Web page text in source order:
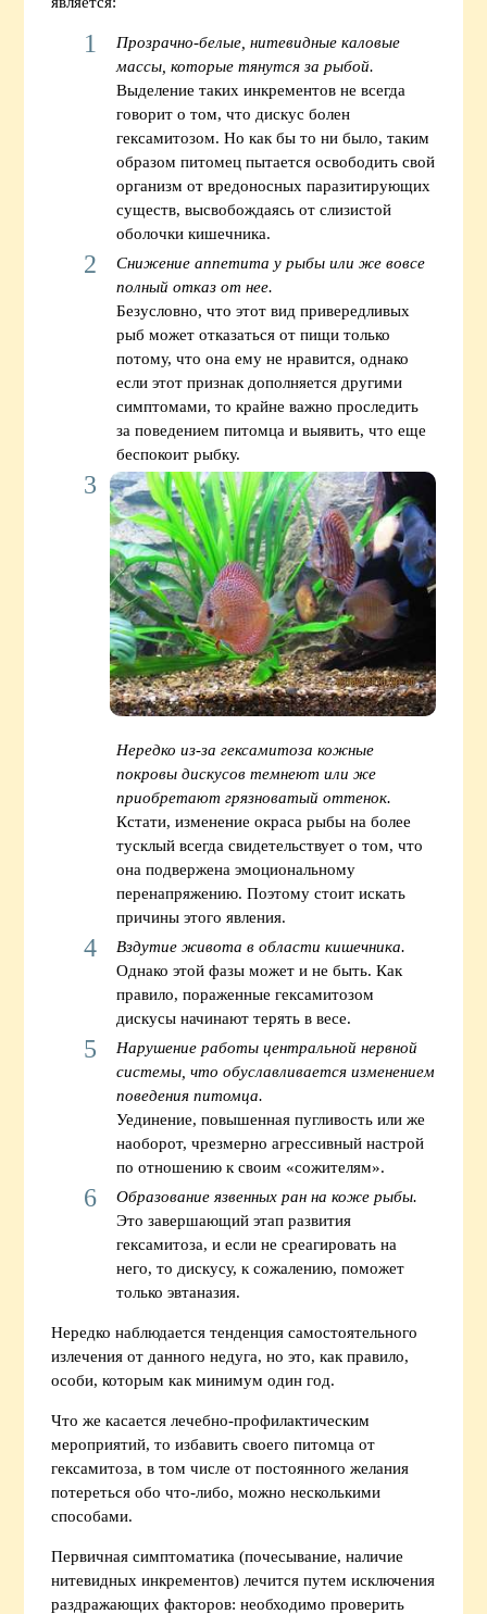
Прозрачно-белые, нитевидные каловые
массы, которые тянутся за рыбой.
Выделение таких инкрементов не всегда
говорит о том, что дискус болен
гексамитозом. Но как бы то ни было, таким
образом питомец пытается освободить свой
организм от вредоносных паразитирующих
существ, высвобождаясь от слизистой
оболочки кишечника.
Снижение аппетита у рыбы или же вовсе
полный отказ от нее.
Безусловно, что этот вид привередливых
рыб может отказаться от пищи только
потому, что она ему не нравится, однако
если этот признак дополняется другими
симптомами, то крайне важно проследить
за поведением питомца и выявить, что еще
беспокоит рыбку.
Нередко из-за гексамитоза кожные
покровы дискусов темнеют или же
приобретают грязноватый оттенок.
Кстати, изменение окраса рыбы на более
тусклый всегда свидетельствует о том, что
она подвержена эмоциональному
перенапряжению. Поэтому стоит искать
причины этого явления.
Вздутие живота в области кишечника.
Однако этой фазы может и не быть. Как
правило, пораженные гексамитозом
дискусы начинают терять в весе.
Нарушение работы центральной нервной
системы, что обуславливается изменением
поведения питомца.
Уединение, повышенная пугливость или же
наоборот, чрезмерно агрессивный настрой
по отношению к своим «сожителям».
Образование язвенных ран на коже рыбы.
Это завершающий этап развития
гексамитоза, и если не среагировать на
него, то дискусу, к сожалению, поможет
только эвтаназия.
Нередко наблюдается тенденция самостоятельного
излечения от данного недуга, но это, как правило,
особи, которым как минимум один год.
Что же касается лечебно-профилактическим
мероприятий, то избавить своего питомца от
гексамитоза, в том числе от постоянного желания
потереться обо что-либо, можно несколькими
способами.
Первичная симптоматика (почесывание, наличие
нитевидных инкрементов) лечится путем исключения
раздражающих факторов: необходимо проверить